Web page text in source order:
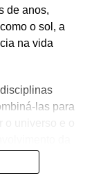
de anos,
o sol, a
na vida
las para
astrológicos